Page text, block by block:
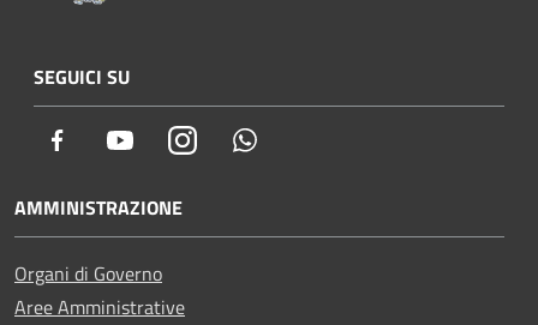
SEGUICI SU
Facebook YoutubeInstagram
AMMINISTRAZIONE
Organi di Governo
Aree Amministrative